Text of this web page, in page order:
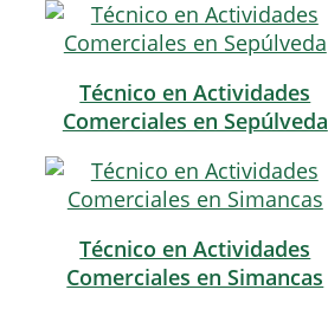
Técnico en Actividades
Comerciales en Sepúlveda
Técnico en Actividades
Comerciales en Simancas